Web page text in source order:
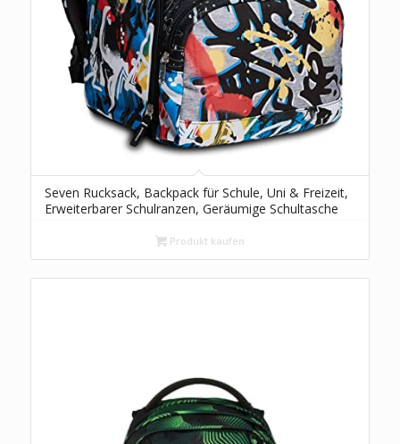
Seven Rucksack, Backpack für Schule, Uni & Freizeit,
Erweiterbarer Schulranzen, Geräumige Schultasche
mehrfarbig, NAVY BUSHProdukt kaufen